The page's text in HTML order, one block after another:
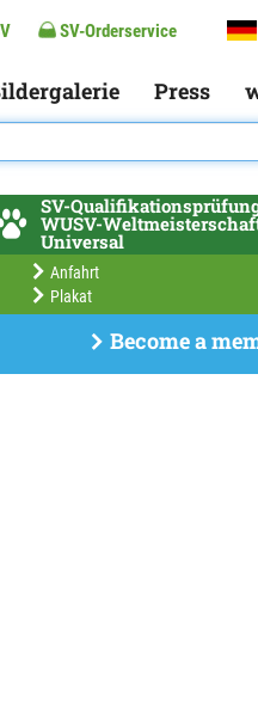
SV-Orderservice
Press
SV-
WUSV-
Universal
Anfahrt
Plakat
Become a